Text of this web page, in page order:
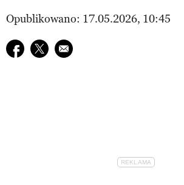
Opublikowano: 17.05.2026, 10:45
Udostępnij na facebook
Udostępnij na twitter
E-mail do przyjaciela